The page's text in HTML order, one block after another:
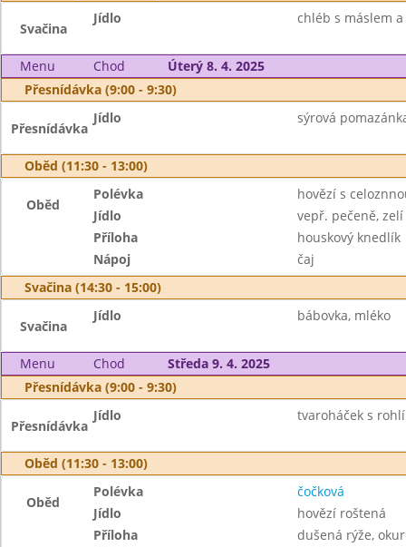
Svačina
Jídlo chléb s máslem
Menu Chod
Úterý 8. 4. 2025
Přesnídávka (9:00 - 9:30)
Přesnídávka
Jídlo sýrová
Oběd (11:30 - 13:00)
Oběd
Polévka
hovězí s
Jídlo
vepř. pečeně, zelí
Příloha
houskový knedlík
Nápoj
čaj
Svačina (14:30 - 15:00)
Svačina
Jídlo bábovka, mléko
Menu Chod
Středa 9. 4. 2025
Přesnídávka (9:00 - 9:30)
Přesnídávka
Jídlo tvaroháček s
Oběd (11:30 - 13:00)
Oběd
Polévka
čočková
Jídlo
hovězí roštená
Příloha
dušená rýže,